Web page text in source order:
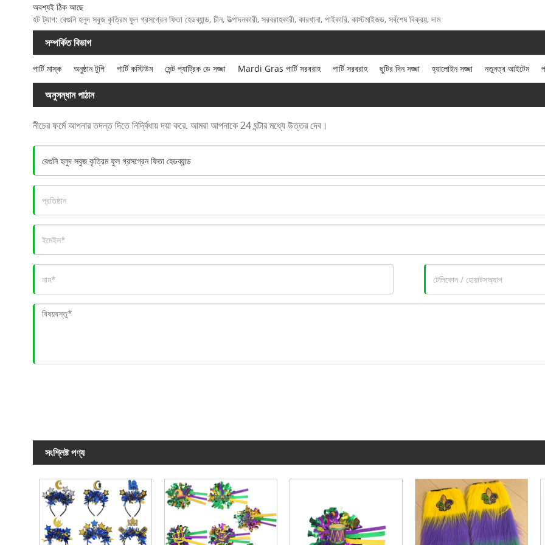
অবশ্যই ঠিক আছে
হট ট্যাগ: বেগুনি হলুদ সবুজ কৃত্রিম ফুল গ্রসগ্রেন ফিতা হেডব্যান্ড, চীন, উত্পাদনকারী, সরবরাহকারী, কারখানা, পাইকারি, কাস্টমাইজড, সর্বশেষ বিক্রয়, দাম
সম্পর্কিত বিভাগ
পার্টি মাস্ক অনুষ্ঠান টুপি পার্টি কস্টিউম সেন্ট প্যাট্রিক ডে সজ্জা Mardi Gras পার্টি সরবরাহ পার্টি সরবরাহ ছুটির দিন সজ্জা হ্যালোইন সজ্জা নতুনত্ব আইটেম
অনুসন্ধান পাঠান
নীচের ফর্মে আপনার তদন্ত দিতে নির্দ্বিধায় দয়া করে. আমরা আপনাকে 24 ঘন্টার মধ্যে উত্তর দেব।
সংশ্লিষ্ট পণ্য